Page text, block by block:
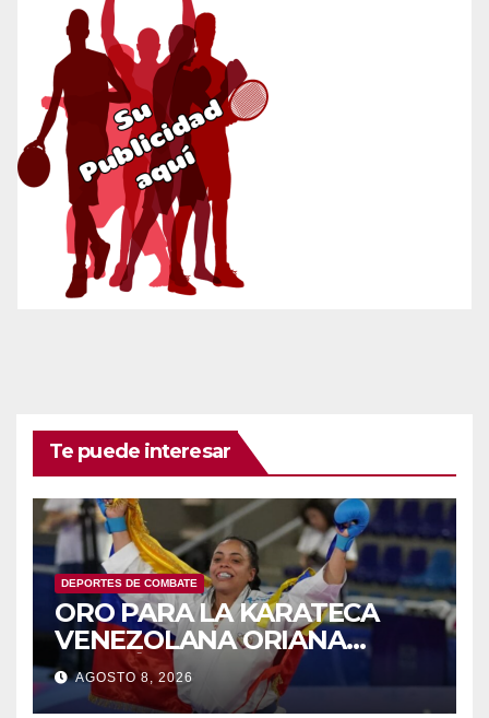
Te puede interesar
DEPORTES DE COMBATE
ORO PARA LA KARATECA
VENEZOLANA ORIANA
RODRÍGUEZ
AGOSTO 8, 2026